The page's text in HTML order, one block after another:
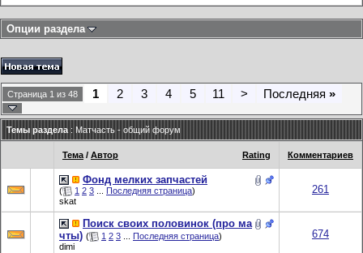
Опции раздела
Страница 1 из 48 1 2 3 4 5 11 > Последняя »
Темы раздела : Матчасть - общий форум
Rating
Тема / Автор Комментариев
Фонд мелких запчастей
( 1 2 3 Последняя страница)
skat
261
Поиск своих половинок (про ма
чты) ( 1 2 3 Последняя страница)
dimi
674